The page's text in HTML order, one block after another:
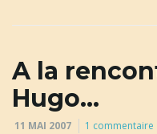
A la
Hugo…
11 MAI 2007 1 commentaire